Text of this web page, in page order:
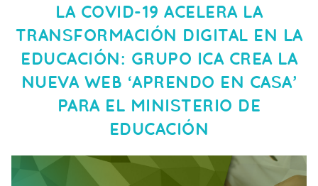
LA COVID-19 ACELERA LA
TRANSFORMACIÓN DIGITAL EN LA
EDUCACIÓN: GRUPO ICA CREA LA
NUEVA WEB ‘APRENDO EN CASA’
PARA EL MINISTERIO DE
EDUCACIÓN